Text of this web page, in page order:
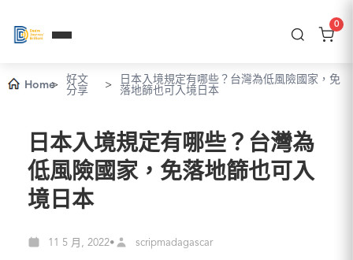
0
Home>
好文
分享
>
日本入境規定有哪些？台灣為低風險國家，免
落地篩也可入境日本
日本入境規定有哪些？台灣為
低風險國家，免落地篩也可入
境日本
11 5 月, 2022• scripmadagascar